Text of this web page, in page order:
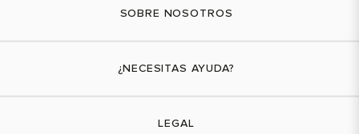
SOBRE NOSOTROS
¿NECESITAS AYUDA?
LEGAL